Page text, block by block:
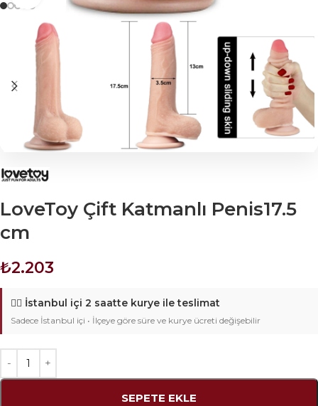
LoveToy Çift Katmanlı Penis17.5
cm
₺2.203
🚴‍♂️ İstanbul içi 2 saatte kurye ile teslimat
Sadece İstanbul içi • İlçeye göre süre ve kurye ücreti değişebilir
SEPETE EKLE